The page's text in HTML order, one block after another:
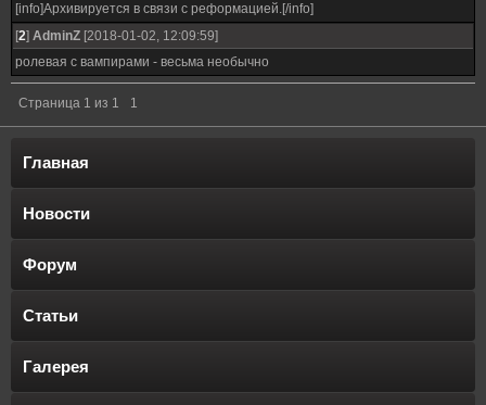
[info]Архивируется в связи с реформацией.[/info]
[2] AdminZ [2018-01-02, 12:09:59]
ролевая с вампирами - весьма необычно
Страница 1 из 1 1
Главная
Новости
Форум
Статьи
Галерея